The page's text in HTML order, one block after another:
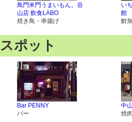
鳥門米門うまいもん。谷
山店 飲食LABO
焼き鳥・串揚げ
い
館
鮮
ポット
Bar PENNY
バー
中
焼